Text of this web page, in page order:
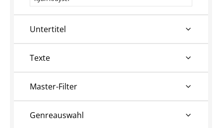
Untertitel
Texte
Master-Filter
Genreauswahl